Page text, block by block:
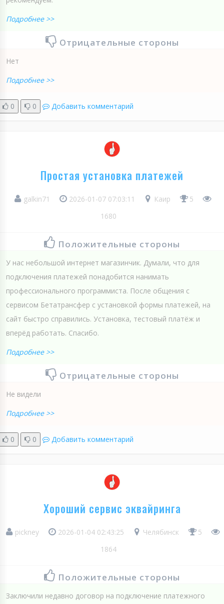
Подробнее >>
Отрицательные стороны
Нет
Подробнее >>
0 0 Добавить комментарий
Простая установка платежей
galkin71 2026-01-07 07:03:11 Каир
5
1680
Положительные стороны
У нас небольшой интернет магазинчик. Думали, что для
подключения платежей понадобится нанимать
профессионального программиста. После общения с
сервисом Бетатрансфер с установкой формы платежей, на
сайт быстро справились. Установка, тестовый платёж и
вперёд работать. Спасибо.
Подробнее >>
Отрицательные стороны
Не видели
Подробнее >>
0 0 Добавить комментарий
Хороший сервис эквайринга
pickney 2026-01-04 02:43:25 Челябинск
5
1864
Положительные стороны
Заключили недавно договор на подключение платежного